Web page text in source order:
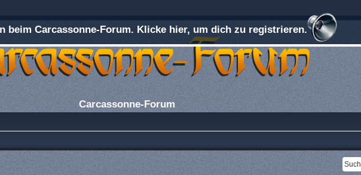
beim Carcassonne-Forum. Klicke hier, um dich zu registrieren.
Carcassonne-Forum